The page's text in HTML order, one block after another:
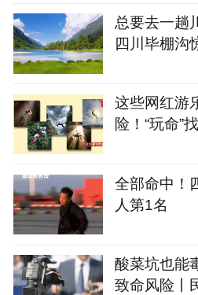
总要去一趟
四川毕棚沟
这些网红游
险！“玩命”
全部命中！
人第1名
酸菜坑也能
致命风险丨